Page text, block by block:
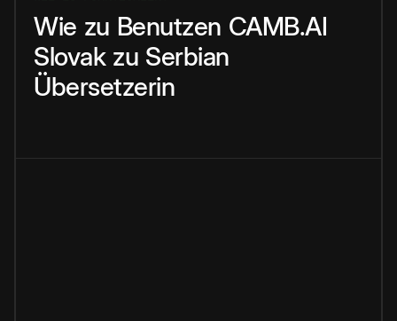
Wie zu Benutzen CAMB.AI
Slovak zu Serbian
Übersetzerin